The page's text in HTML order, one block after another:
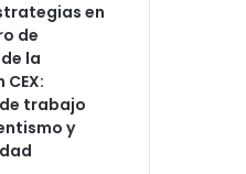
en
de
la
trabajo
y